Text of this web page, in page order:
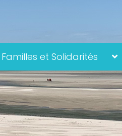
Familles et Solidarités